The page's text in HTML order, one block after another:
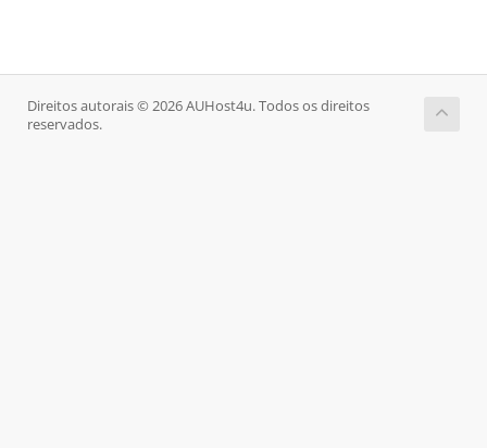
Direitos autorais © 2026 AUHost4u. Todos os direitos
reservados.